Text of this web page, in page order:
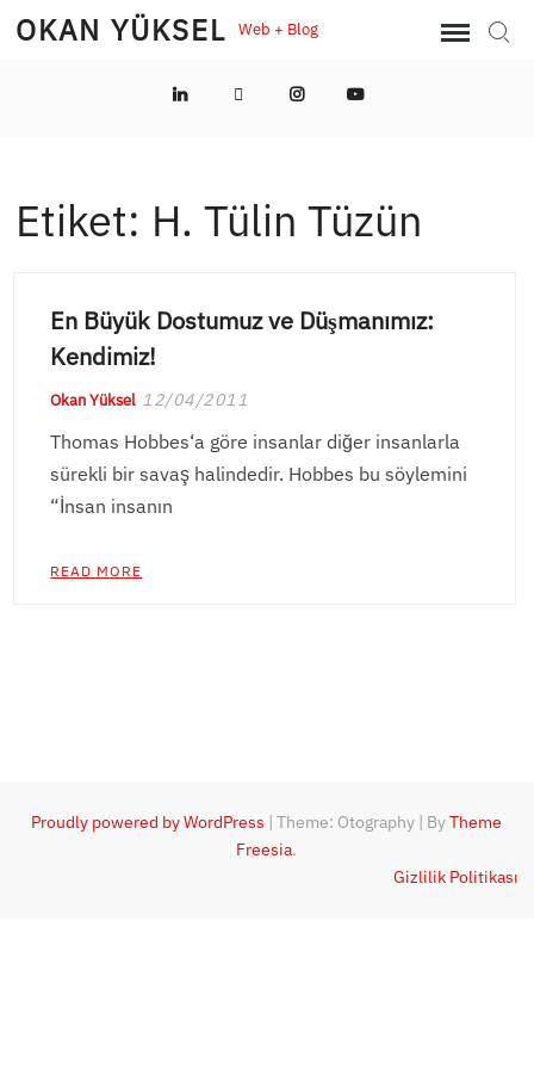
SkipOKAN YÜKSEL Web + Blog
LinkedInTwitterInstagramYouTube
Etiket: H. Tülin Tüzün
En Büyük Dostumuz ve Düşmanımız:
Kendimiz!
Okan Yüksel 12/04/2011
Thomas Hobbes‘a göre insanlar diğer insanlarla
sürekli bir savaş halindedir. Hobbes bu söylemini
“İnsan insanın
READ MORE
Proudly powered by WordPress |Theme: Otography | ByTheme
Freesia.
Gizlilik Politikası